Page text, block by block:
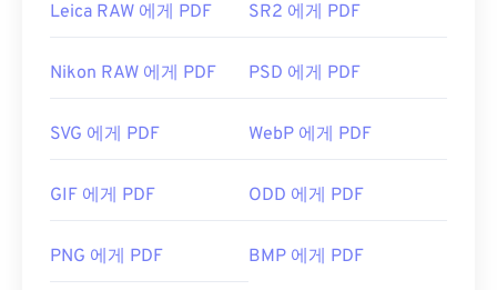
Leica RAW 에게 PDF SR2 에게 PDF
Nikon RAW 에게 PDF PSD 에게 PDF
SVG 에게 PDF WebP 에게 PDF
GIF 에게 PDF ODD 에게 PDF
PNG 에게 PDF BMP 에게 PDF